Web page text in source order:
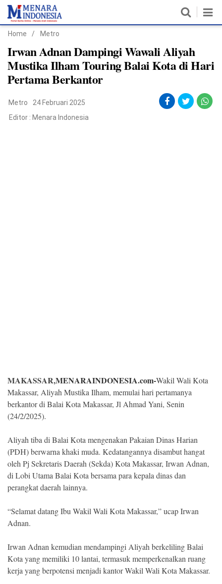
Nasional
Metro
©
Menara
Indonesia
.
All
Right
Reserve
Home / Metro
Irwan Adnan Dampingi Wawali Aliyah
Mustika Ilham Touring Balai Kota di Hari
Pertama Berkantor
Metro
24 Februari 2025
Editor : Menara Indonesia
MAKASSAR,MENARAINDONESIA.com-Wakil Wali Kota
Makassar, Aliyah Mustika Ilham, memulai hari pertamanya
berkantor di Balai Kota Makassar, Jl Ahmad Yani, Senin
(24/2/2025).
Aliyah tiba di Balai Kota mengenakan Pakaian Dinas Harian
(PDH) berwarna khaki muda. Kedatangannya disambut hangat
oleh Pj Sekretaris Daerah (Sekda) Kota Makassar, Irwan Adnan,
di Lobi Utama Balai Kota bersama para kepala dinas dan
perangkat daerah lainnya.
“Selamat datang Ibu Wakil Wali Kota Makassar,” ucap Irwan
Adnan.
Irwan Adnan kemudian mendampingi Aliyah berkeliling Balai
Kota yang memiliki 10 lantai, termasuk memperkenalkan ruang
kerja yang berpotensi menjadi kantor Wakil Wali Kota Makassar.